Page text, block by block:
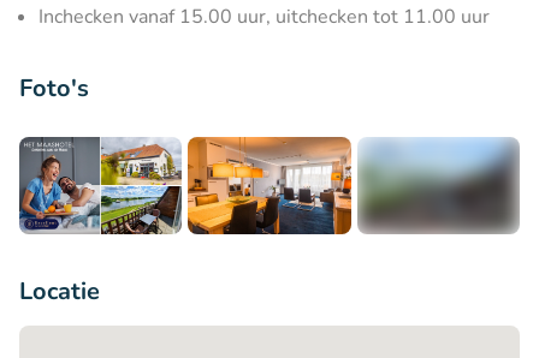
Inchecken vanaf 15.00 uur, uitchecken tot 11.00 uur
Foto's
Locatie